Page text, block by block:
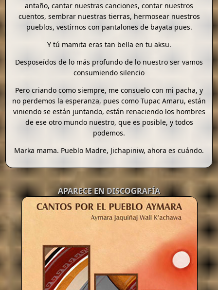
antaño, cantar nuestras canciones, contar nuestros
cuentos, sembrar nuestras tierras, hermosear nuestros
pueblos, vestirnos con pantalones de bayata pues.
Y tú mamita eras tan bella en tu aksu.
Desposeídos de lo más profundo de lo nuestro ser vamos
consumiendo silencio
Pero criando como siempre, me consuelo con mi pacha, y
no perdemos la esperanza, pues como Tupac Amaru, están
viniendo se están juntando, están renaciendo los hombres
de ese otro mundo nuestro, que es posible, y todos
podemos.
Marka mama. Pueblo Madre, Jichapiniw, ahora es cuándo.
APARECE EN DISCOGRAFÍA